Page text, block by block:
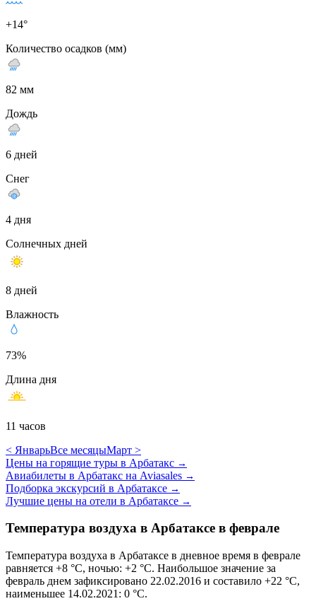
+14°
Количество осадков (мм)
82 мм
Дождь
6 дней
Снег
4 дня
Солнечных дней
8 дней
Влажность
73%
Длина дня
11 часов
< ЯнварьВсе месяцыМарт >
Цены на горящие туры в Арбатакс →
Авиабилеты в Арбатакс на Aviasales →
Подборка экскурсий в Арбатаксе →
Лучшие цены на отели в Арбатаксе →
Температура воздуха в Арбатаксе в феврале
Температура воздуха в Арбатаксе в дневное время в феврале
равняется +8 °C, ночью: +2 °C. Наибольшое значение за
февраль днем зафиксировано 22.02.2016 и составило +22 °C,
наименьшее 14.02.2021: 0 °C.